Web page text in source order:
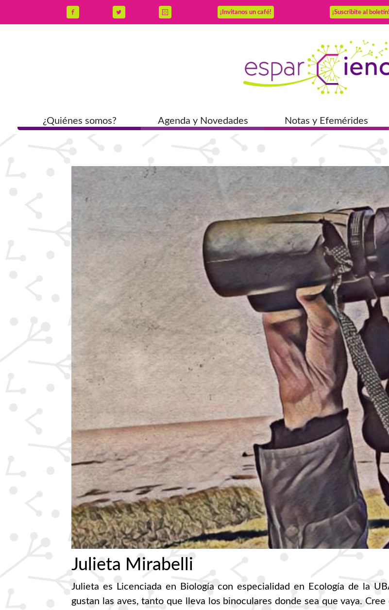
¡Invitanos un café! ¡Suscribite al boletín!
¿Quiénes somos? Agenda y Novedades Notas y Efemérides
Julieta Mirabelli
Julieta es Licenciada en Biología con especialidad en Ecología de la
gustan las aves, tanto que lleva los binoculares donde sea que vaya.